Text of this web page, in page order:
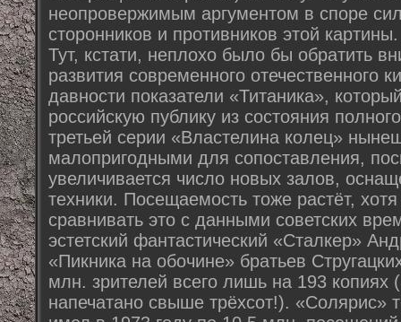
неопровержимым аргументом в споре
сторонников и противников этой картины.
Тут, кстати, неплохо было бы обратить
развития современного отечественного
давности показатели «Титаника»,
российскую публику из состояния
третьей серии «Властелина колец»
малопригодными для сопоставления,
увеличивается число новых залов,
техники. Посещаемость тоже растёт,
сравнивать это с данными советских
эстетский фантастический «Сталкер»
«Пикника на обочине» братьев
млн. зрителей всего лишь на 193 копиях
напечатано свыше трёхсот!). «Солярис»